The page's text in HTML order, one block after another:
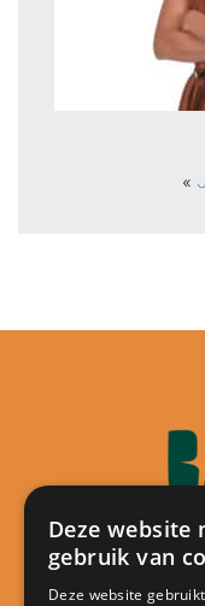
«
Deze website
gebruik van
Deze website